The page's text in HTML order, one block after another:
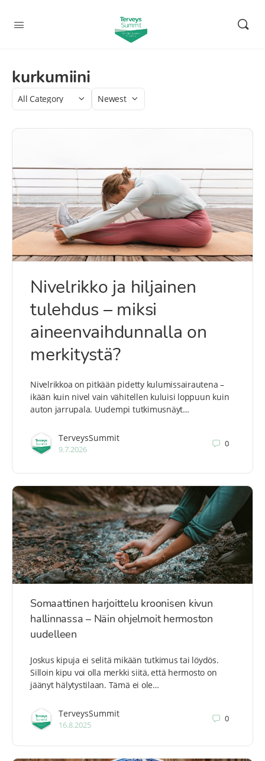
kurkumiini
Category
Sort
Nivelrikko ja hiljainen
tulehdus – miksi
aineenvaihdunnalla on
merkitystä?
Nivelrikkoa on pitkään pidetty kulumissairautena –
ikään kuin nivel vain vähitellen kuluisi loppuun kuin
auton jarrupala. Uudempi tutkimusnäyt…
TerveysSummit
9.7.2026
0
Somaattinen harjoittelu kroonisen kivun
hallinnassa – Näin ohjelmoit hermoston
uudelleen
Joskus kipuja ei selitä mikään tutkimus tai löydös.
Silloin kipu voi olla merkki siitä, että hermosto on
jäänyt hälytystilaan. Tämä ei ole…
TerveysSummit
16.8.2025
0